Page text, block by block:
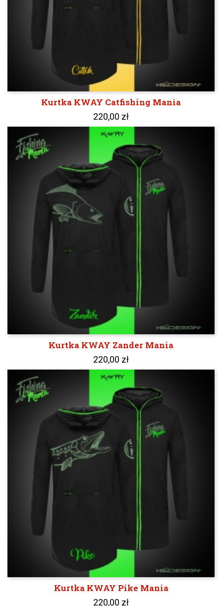
Kurtka KWAY Catfishing Mania
220,00 zł
Kurtka KWAY Zander Mania
220,00 zł
Kurtka KWAY Pike Mania
220,00 zł